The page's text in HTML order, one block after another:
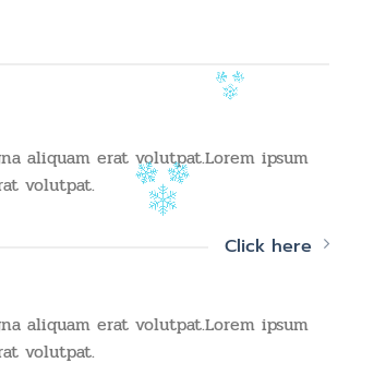
aliquam erat volutpat.Lorem ipsum
volutpat.
Click here
aliquam erat volutpat.Lorem ipsum
volutpat.